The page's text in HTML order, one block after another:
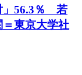
」56.3％ 若
東京大学社